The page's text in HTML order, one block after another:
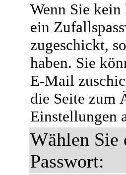
Wenn Sie
ein
zugeschickt,
haben. Sie
E-Mail
die Seite zum
Einstellungen
Wählen Sie
Passwort: